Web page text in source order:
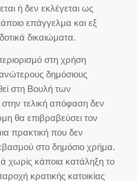
ή δεν εκλέγεται ως
επάγγελμα και εξ
δικαιώματα.
στη χρήση
δημόσιους
στη Βουλή των
τελική απόφαση δεν
θα επιβραβεύσει τον
πρακτική που δεν
στο δημόσιο χρήμα.
χωρίς κάποια κατάληξη το
κρατικής κατοικίας